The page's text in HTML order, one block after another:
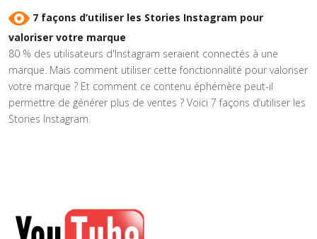
7 façons d’utiliser les Stories Instagram pour
valoriser votre marque
80 % des utilisateurs d'Instagram seraient connectés à une
marque. Mais comment utiliser cette fonctionnalité pour valoriser
votre marque ? Et comment ce contenu éphémère peut-il
permettre de générer plus de ventes ? Voici 7 façons d’utiliser les
Stories Instagram.